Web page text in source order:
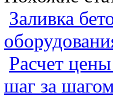
Заливка
Расчет
шаг за